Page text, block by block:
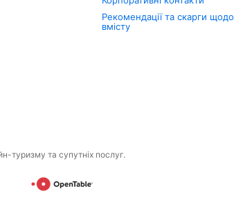
Рекомендації та скарги щодо
вмісту
туризму та супутніх послуг.